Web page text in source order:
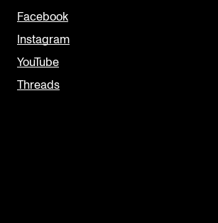
Facebook
Instagram
YouTube
Threads